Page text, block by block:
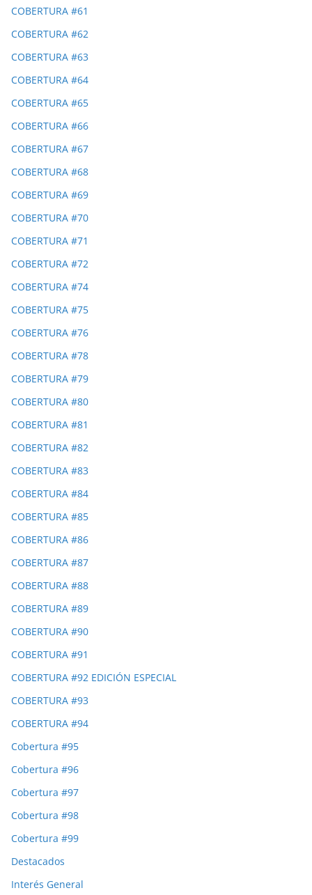
COBERTURA #61
COBERTURA #62
COBERTURA #63
COBERTURA #64
COBERTURA #65
COBERTURA #66
COBERTURA #67
COBERTURA #68
COBERTURA #69
COBERTURA #70
COBERTURA #71
COBERTURA #72
COBERTURA #74
COBERTURA #75
COBERTURA #76
COBERTURA #78
COBERTURA #79
COBERTURA #80
COBERTURA #81
COBERTURA #82
COBERTURA #83
COBERTURA #84
COBERTURA #85
COBERTURA #86
COBERTURA #87
COBERTURA #88
COBERTURA #89
COBERTURA #90
COBERTURA #91
COBERTURA #92 EDICIÓN ESPECIAL
COBERTURA #93
COBERTURA #94
Cobertura #95
Cobertura #96
Cobertura #97
Cobertura #98
Cobertura #99
Destacados
Interés General